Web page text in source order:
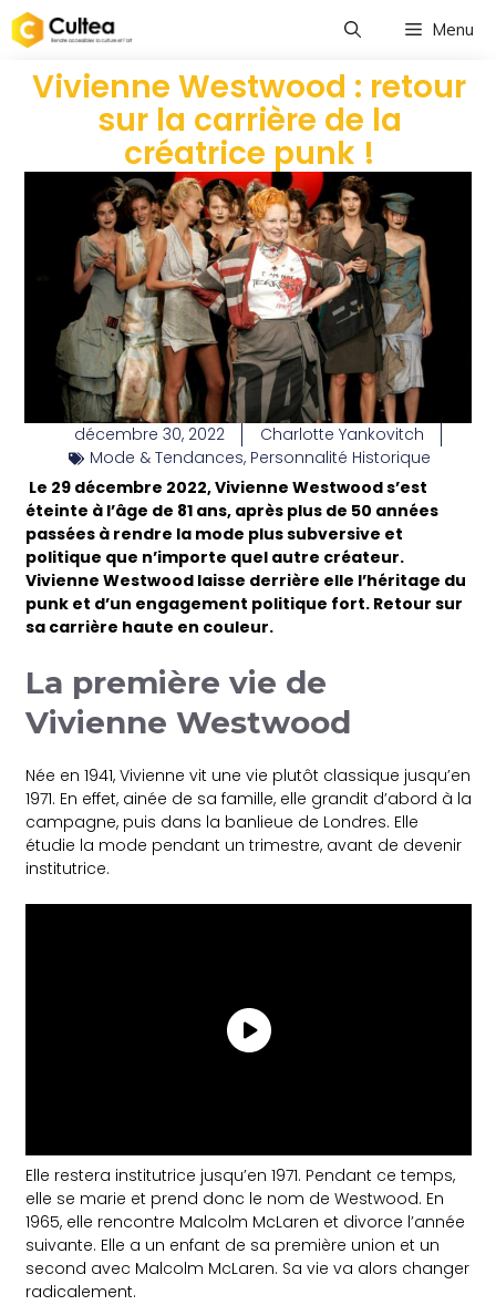
Menu
Vivienne Westwood : retour
sur la carrière de la
créatrice punk !
décembre 30, 2022
Charlotte Yankovitch
Mode & Tendances, Personnalité Historique
Le 29 décembre 2022, Vivienne Westwood s’est
éteinte à l’âge de 81 ans, après plus de 50 années
passées à rendre la mode plus subversive et
politique que n’importe quel autre créateur.
Vivienne Westwood laisse derrière elle l’héritage du
punk et d’un engagement politique fort. Retour sur
sa carrière haute en couleur.
La première vie de
Vivienne Westwood
Née en 1941, Vivienne vit une vie plutôt classique jusqu’en
1971. En effet, ainée de sa famille, elle grandit d’abord à la
campagne, puis dans la banlieue de Londres. Elle
étudie la mode pendant un trimestre, avant de devenir
institutrice.
Elle restera institutrice jusqu’en 1971. Pendant ce temps,
elle se marie et prend donc le nom de Westwood. En
1965, elle rencontre Malcolm McLaren et divorce l’année
suivante. Elle a un enfant de sa première union et un
second avec Malcolm McLaren. Sa vie va alors changer
radicalement.